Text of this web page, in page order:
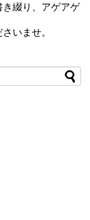
き綴り、アゲアゲ
いませ。